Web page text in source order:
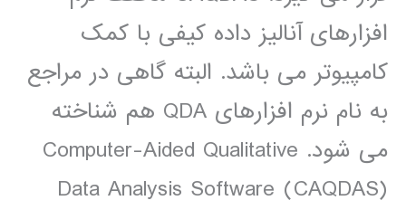
افزارهای آنالیز داده کیفی با کمک
کامپیوتر می باشد. البته گاهی در مراجع
به نام نرم افزارهای QDA هم شناخته
می شود. Computer-Aided Qualitative
Data Analysis Software (CAQDAS)